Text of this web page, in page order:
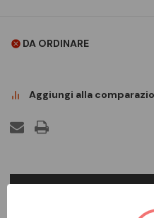
DA ORDINARE
Aggiungi alla
DESCRIZIONE COMPLETA